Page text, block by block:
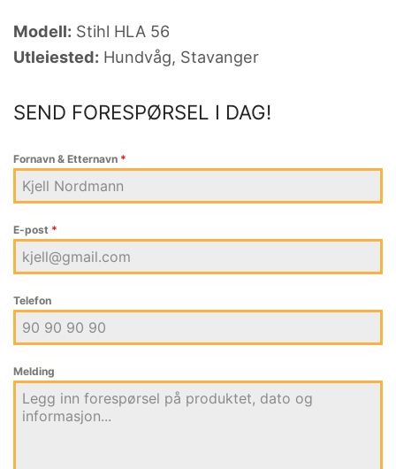
Modell: Stihl HLA 56
Utleiested: Hundvåg, Stavanger
SEND FORESPØRSEL I DAG!
Fornavn & Etternavn *
E-post *
Telefon
Melding